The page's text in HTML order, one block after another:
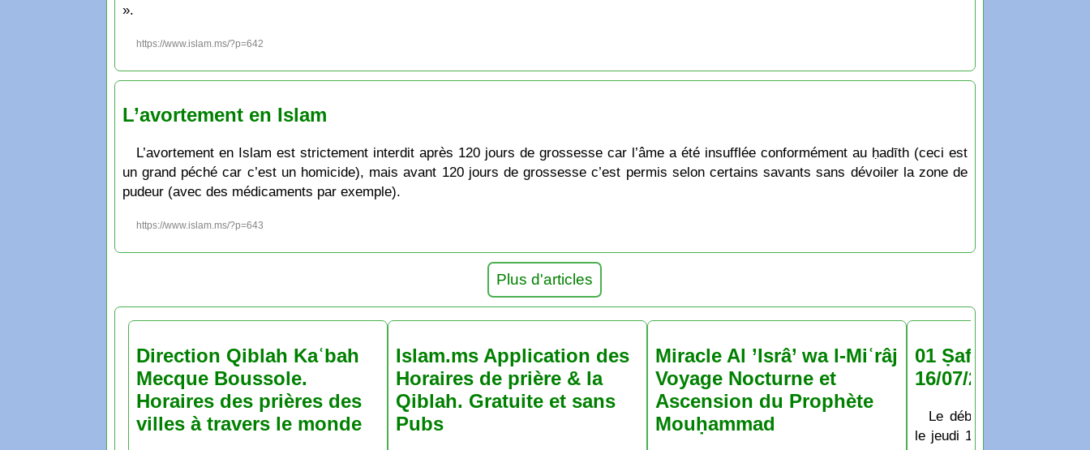
».
https://www.islam.ms/?p=642
L’avortement en Islam
L’avortement en Islam est strictement interdit après 120 jours de grossesse car l’âme a été insufflée conformément au ḥadīth (ceci est
un grand péché car c’est un homicide), mais avant 120 jours de grossesse c’est permis selon certains savants sans dévoiler la zone de
pudeur (avec des médicaments par exemple).
https://www.islam.ms/?p=643
Plus d'articles
Direction Qiblah Kaʿbah
Mecque Boussole.
Horaires des prières des
villes à travers le monde
Islam.ms Application des
Horaires de prière & la
Qiblah. Gratuite et sans
Pubs
Miracle Al ’Isrâ’ wa l-Miʿrâj
Voyage Nocturne et
Ascension du Prophète
Mouḥammad
01 Ṣafar 1448 :
16/07/2026
Le début du mois de
le jeudi 16 Juillet 2026